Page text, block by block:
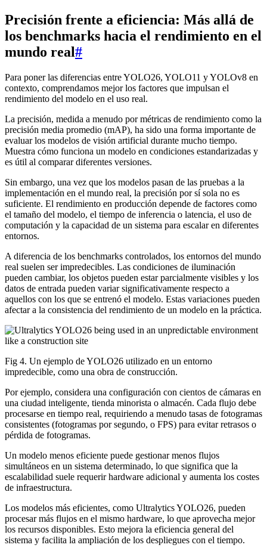
Precisión frente a eficiencia: Más allá de
los benchmarks hacia el rendimiento en el
mundo real#
Para poner las diferencias entre YOLO26, YOLO11 y YOLOv8 en
contexto, comprendamos mejor los factores que impulsan el
rendimiento del modelo en el uso real.
La precisión, medida a menudo por métricas de rendimiento como la
precisión media promedio (mAP), ha sido una forma importante de
evaluar los modelos de visión artificial durante mucho tiempo.
Muestra cómo funciona un modelo en condiciones estandarizadas y
es útil al comparar diferentes versiones.
Sin embargo, una vez que los modelos pasan de las pruebas a la
implementación en el mundo real, la precisión por sí sola no es
suficiente. El rendimiento en producción depende de factores como
el tamaño del modelo, el tiempo de inferencia o latencia, el uso de
computación y la capacidad de un sistema para escalar en diferentes
entornos.
A diferencia de los benchmarks controlados, los entornos del mundo
real suelen ser impredecibles. Las condiciones de iluminación
pueden cambiar, los objetos pueden estar parcialmente visibles y los
datos de entrada pueden variar significativamente respecto a
aquellos con los que se entrenó el modelo. Estas variaciones pueden
afectar a la consistencia del rendimiento de un modelo en la práctica.
Fig 4. Un ejemplo de YOLO26 utilizado en un entorno
impredecible, como una obra de construcción.
Por ejemplo, considera una configuración con cientos de cámaras en
una ciudad inteligente, tienda minorista o almacén. Cada flujo debe
procesarse en tiempo real, requiriendo a menudo tasas de fotogramas
consistentes (fotogramas por segundo, o FPS) para evitar retrasos o
pérdida de fotogramas.
Un modelo menos eficiente puede gestionar menos flujos
simultáneos en un sistema determinado, lo que significa que la
escalabilidad suele requerir hardware adicional y aumenta los costes
de infraestructura.
Los modelos más eficientes, como Ultralytics YOLO26, pueden
procesar más flujos en el mismo hardware, lo que aprovecha mejor
los recursos disponibles. Esto mejora la eficiencia general del
sistema y facilita la ampliación de los despliegues con el tiempo.